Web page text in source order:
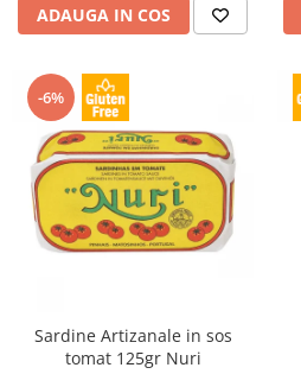
ADAUGA IN COS
-6%
Sardine Artizanale in sos
tomat 125gr Nuri